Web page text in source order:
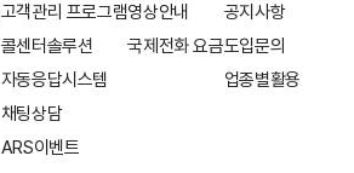
고객관리 프로그램
콜센터솔루션
자동응답시스템
채팅상담
ARS이벤트
영상안내
국제전화 요금
공지사항
도입문의
업종별활용